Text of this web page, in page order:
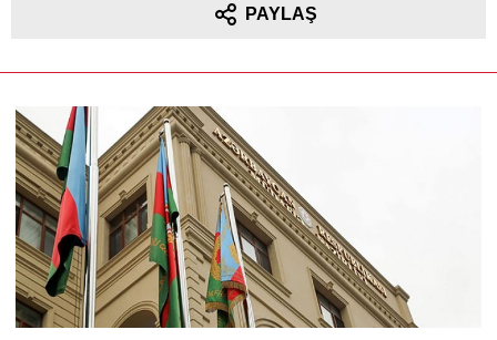
PAYLAŞ